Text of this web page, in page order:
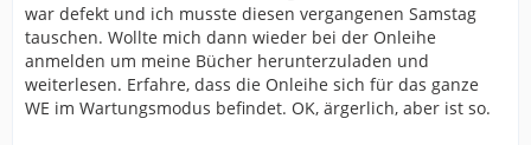
war defekt und ich musste diesen vergangenen Samstag
tauschen. Wollte mich dann wieder bei der Onleihe
anmelden um meine Bücher herunterzuladen und
weiterlesen. Erfahre, dass die Onleihe sich für das ganze
WE im Wartungsmodus befindet. OK, ärgerlich, aber ist so.